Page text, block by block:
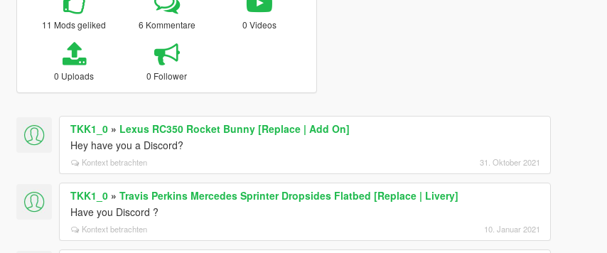
11 Mods geliked 6 Kommentare 0 Videos
0 Uploads 0 Follower
TKK1_0» Lexus RC350 Rocket Bunny [Replace | Add On]
Hey have you a Discord?
Kontext betrachten 31. Oktober 2021
TKK1_0» Travis Perkins Mercedes Sprinter Dropsides Flatbed [Replace | Livery]
Have you Discord ?
Kontext betrachten 10. Januar 2021